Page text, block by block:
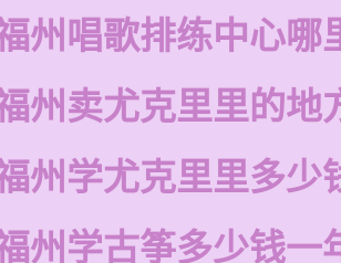
州唱歌排练中心哪
州卖尤克里里的地
州学尤克里里多少
州学古筝多少钱一